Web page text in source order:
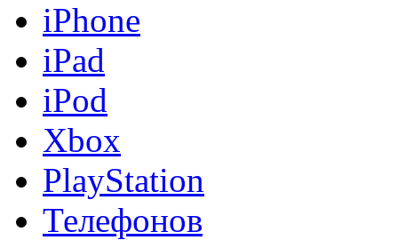
iPhone
iPad
iPod
Xbox
PlayStation
Телефонов